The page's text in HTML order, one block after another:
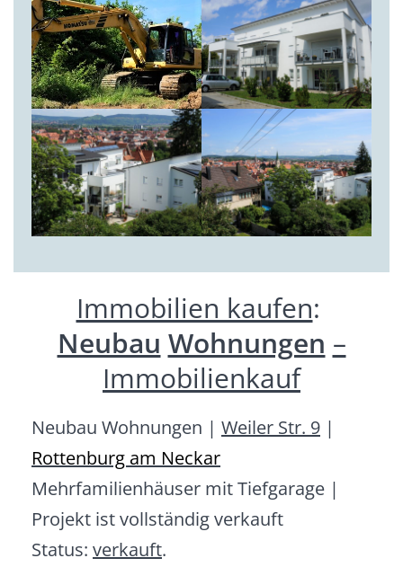
Immobilien kaufen:
Neubau Wohnungen –
Immobilienkauf
Neubau Wohnungen | Weiler Str. 9 |
Rottenburg am Neckar
Mehrfamilienhäuser mit Tiefgarage |
Projekt ist vollständig verkauft
Status: verkauft.